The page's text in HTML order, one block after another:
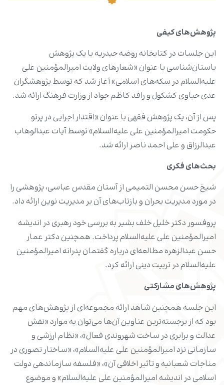
پژوهش‌های کیفی
این جلسات در کتابخانه روضه حیدریه با یک پژوهش
باستان‌شناسی با عنوان «شعارهای ولایت امیرالمؤمنین علی
علیه‌السلام در سکه‌های اسلامی» آغاز شد که توسط پژوهشگران
عدی حیاوی کشکول و رافد کاظم جواد از وزارت فرهنگ ارائه شد.
پس از آن، یک پژوهش فقهی با عنوان «اقتدار اجرایی در پرتو
حکومت امیرالمؤمنین علی علیه‌السلام» توسط آیات عبدالوهاب
عبدالرزاق و علی احمد ناصر ارائه شد.
بحث‌های فکری
شیخ حسن محسن التمیمی از آستان مقدس عباسی، پژوهشی را
در مورد مدیریت بحران و بازتاب‌های آن بر مدیریت نوین ارائه داد.
پروفسور دکتر خلیل خلف بشیر به بررسی خود رهبری در اندیشه
امیرالمؤمنین علی علیه‌السلام پرداخت. همچنین دکتر عمار
حسن عبدالزهره مطالعه‌ای درباره گفتمان پدرانه امیرالمؤمنین
علیه‌السلام در تربیت دینی ارائه کرد.
پژوهش‌های مشارکتی
این جلسه همچنین شاهد ارائه مجموعه‌ای از پژوهش‌های مهم
بود که از برجسته‌ترین عناوین آن‌ها می‌توان به موارد «نقش
عدالت و برابری در ساخت شهروندی فعال»، «نظام ارزشی و
سازمانی نزد امیرالمؤمنین علی علیه‌السلام»، «ساختار تصوری در
مناجات شعبانیه و تأثیر اخلاقی آن»، «فلسفه سازماندهی دولت
اسلامی در اندیشه امیرالمؤمنین علی علیه‌السلام» و موضوع